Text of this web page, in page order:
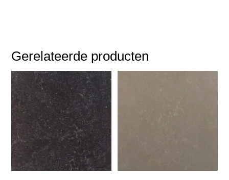
Gerelateerde producten